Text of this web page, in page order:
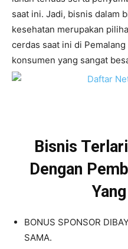
saat ini. Jadi, bisnis dalam
kesehatan merupakan
cerdas saat ini di
konsumen yang sangat
Bisnis
Dengan
BONUS SPONSOR
SAMA.